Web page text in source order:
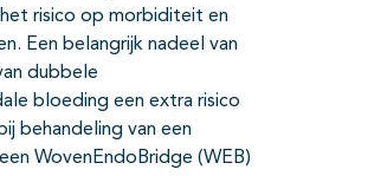
risico op morbiditeit en
Een belangrijk nadeel van
dubbele
bloeding een extra risico
behandeling van een
WovenEndoBridge (WEB)